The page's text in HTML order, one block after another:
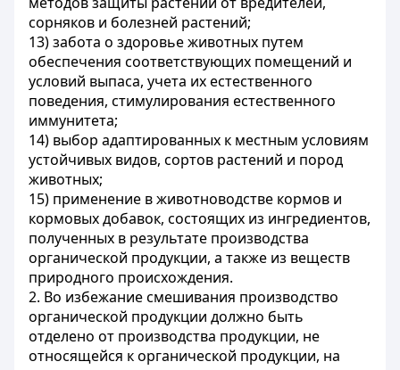
сорняков и болезней растений;
13) забота о здоровье животных путем
обеспечения соответствующих помещений и
условий выпаса, учета их естественного
поведения, стимулирования естественного
иммунитета;
14) выбор адаптированных к местным условиям
устойчивых видов, сортов растений и пород
животных;
15) применение в животноводстве кормов и
кормовых добавок, состоящих из ингредиентов,
полученных в результате производства
органической продукции, а также из веществ
природного происхождения.
2. Во избежание смешивания производство
органической продукции должно быть
отделено от производства продукции, не
относящейся к органической продукции, на